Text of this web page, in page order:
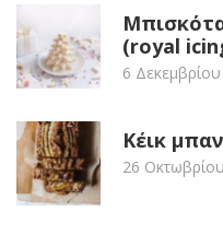
(royal
6 Δεκεμβρίου
Κέικ
26 Οκτωβρίου